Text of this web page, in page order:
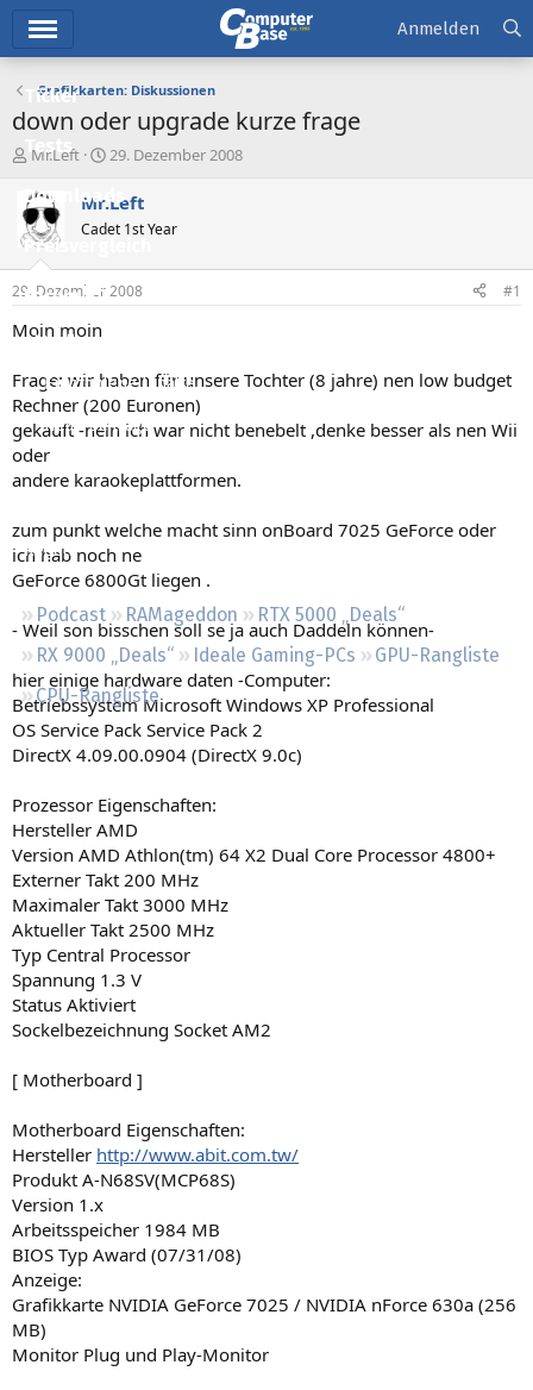
Ticker
Tests
Downloads
Preisvergleich
Forum
Aktuelles
Empfohlene Inhalte
Neue Beiträge
Neueste Aktivitäten
Regeln
Podcast RAMageddon
RTX 5000 „Deals“
RX 9000 „Deals“
Ideale Gaming-PCs
GPU-Rangliste
CPU-Rangliste
Anmelden
Grafikkarten: Diskussionen
down oder upgrade kurze frage
E
s
t
e
e
r
Mr.Left
E
s
e
l
t
29. Dezember 2008
Mr.Left
Cadet 1st Year
29. Dezember 2008 #1
Moin moin
Frage: wir haben für unsere Tochter (8 jahre) nen low budget
Rechner (200 Euronen)
gekauft -nein ich war nicht benebelt ,denke besser als nen Wii
oder
andere karaokeplattformen.
zum punkt welche macht sinn onBoard 7025 GeForce oder
ich hab noch ne
GeForce 6800Gt liegen .
- Weil son bisschen soll se ja auch Daddeln können-
hier einige hardware daten -Computer:
Betriebssystem Microsoft Windows XP Professional
OS Service Pack Service Pack 2
DirectX 4.09.00.0904 (DirectX 9.0c)
Prozessor Eigenschaften:
Hersteller AMD
Version AMD Athlon(tm) 64 X2 Dual Core Processor 4800+
Externer Takt 200 MHz
Maximaler Takt 3000 MHz
Aktueller Takt 2500 MHz
Typ Central Processor
Spannung 1.3 V
Status Aktiviert
Sockelbezeichnung Socket AM2
[ Motherboard ]
Motherboard Eigenschaften:
Hersteller http://www.abit.com.tw/
Produkt A-N68SV(MCP68S)
Version 1.x
Arbeitsspeicher 1984 MB
BIOS Typ Award (07/31/08)
Anzeige:
Grafikkarte NVIDIA GeForce 7025 / NVIDIA nForce 630a (256
MB)
Monitor Plug und Play-Monitor